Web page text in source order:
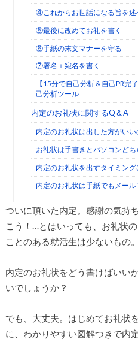
④これからお世話になる旨を述
⑤最後に改めてお礼を書く
⑥手紙の末文マナーを守る
⑦署名＋宛名を書く
【15分で自己分析＆自己PR完
己分析ツール
内定のお礼状に関するQ＆A
内定のお礼状は出した方がいい
お礼状は手書きとパソコンどち
内定のお礼状を出すタイミング
内定のお礼状は手紙でもメー
ついに頂いた内定。感謝の気持
こう！…とはいっても、お礼状
ことのある就活生は少ないもの。
内定のお礼状をどう書けばいい
いでしょうか？
でも、大丈夫。はじめてお礼状
に、わかりやすい図解つきで内